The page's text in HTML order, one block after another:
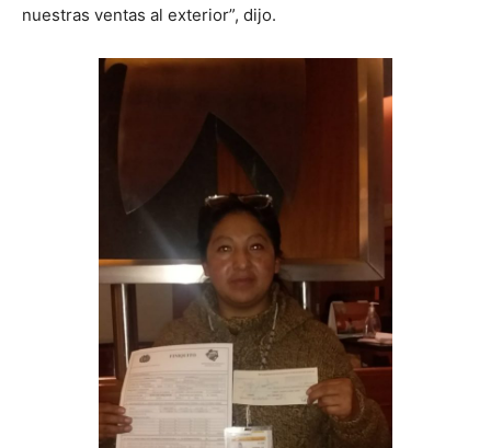
nuestras ventas al exterior”, dijo.